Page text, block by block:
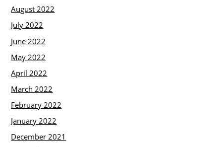
August 2022
July 2022
June 2022
May 2022
April 2022
March 2022
February 2022
January 2022
December 2021